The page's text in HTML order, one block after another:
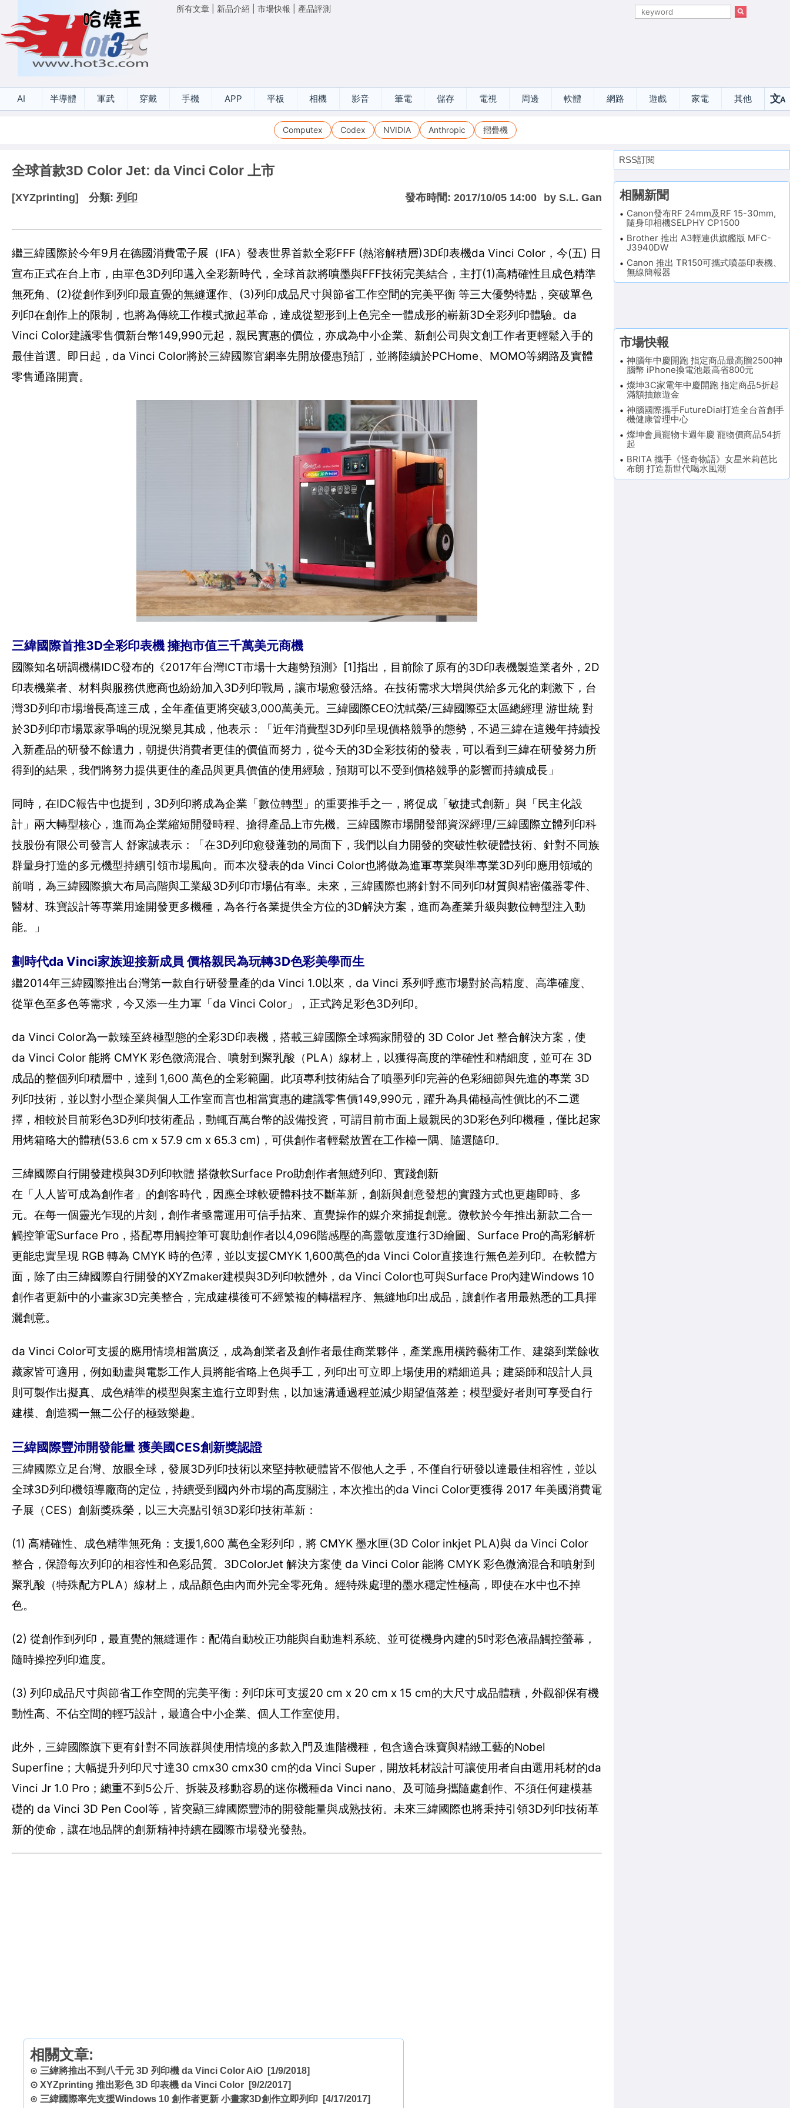
所有文章 新品介紹 市場快報 產品評測
AI 半導體 軍武 穿戴 手機 APP 平板 相機 影音 筆電 儲存 電視 周邊 軟體 網路 遊戲 家電 其他 文A
Computex Codex NVIDIA Anthropic 摺疊機
全球首款3D Color Jet: da Vinci Color 上市
[XYZprinting] 分類: 列印 發布時間: 2017/10/05 14:00 by S.L. Gan
繼三緯國際於今年9月在德國消費電子展（IFA）發表世界首款全彩FFF (熱溶解積層)3D印表機da Vinci Color，今(五) 日
宣布正式在台上市，由單色3D列印邁入全彩新時代，全球首款將噴墨與FFF技術完美結合，主打(1)高精確性且成色精準
無死角、(2)從創作到列印最直覺的無縫運作、(3)列印成品尺寸與節省工作空間的完美平衡 等三大優勢特點，突破單色
列印在創作上的限制，也將為傳統工作模式掀起革命，達成從塑形到上色完全一體成形的嶄新3D全彩列印體驗。da
Vinci Color建議零售價新台幣149,990元起，親民實惠的價位，亦成為中小企業、新創公司與文創工作者更輕鬆入手的
最佳首選。即日起，da Vinci Color將於三緯國際官網率先開放優惠預訂，並將陸續於PCHome、MOMO等網路及實體
零售通路開賣。
三緯國際首推3D全彩印表機 擁抱市值三千萬美元商機
國際知名研調機構IDC發布的《2017年台灣ICT市場十大趨勢預測》[1]指出，目前除了原有的3D印表機製造業者外，2D
印表機業者、材料與服務供應商也紛紛加入3D列印戰局，讓市場愈發活絡。在技術需求大增與供給多元化的刺激下，台
灣3D列印市場增長高達三成，全年產值更將突破3,000萬美元。三緯國際CEO沈軾榮/三緯國際亞太區總經理 游世統 對
於3D列印市場眾家爭鳴的現況樂見其成，他表示：「近年消費型3D列印呈現價格競爭的態勢，不過三緯在這幾年持續投
入新產品的研發不餘遺力，朝提供消費者更佳的價值而努力，從今天的3D全彩技術的發表，可以看到三緯在研發努力所
得到的結果，我們將努力提供更佳的產品與更具價值的使用經驗，預期可以不受到價格競爭的影響而持續成長」
同時，在IDC報告中也提到，3D列印將成為企業「數位轉型」的重要推手之一，將促成「敏捷式創新」與「民主化設
計」兩大轉型核心，進而為企業縮短開發時程、搶得產品上市先機。三緯國際市場開發部資深經理/三緯國際立體列印科
技股份有限公司發言人 舒家誠表示：「在3D列印愈發蓬勃的局面下，我們以自力開發的突破性軟硬體技術、針對不同族
群量身打造的多元機型持續引領市場風向。而本次發表的da Vinci Color也將做為進軍專業與準專業3D列印應用領域的
前哨，為三緯國際擴大布局高階與工業級3D列印市場佔有率。未來，三緯國際也將針對不同列印材質與精密儀器零件、
醫材、珠寶設計等專業用途開發更多機種，為各行各業提供全方位的3D解決方案，進而為產業升級與數位轉型注入動
能。」
劃時代da Vinci家族迎接新成員 價格親民為玩轉3D色彩美學而生
繼2014年三緯國際推出台灣第一款自行研發量產的da Vinci 1.0以來，da Vinci 系列呼應市場對於高精度、高準確度、
從單色至多色等需求，今又添一生力軍「da Vinci Color」，正式跨足彩色3D列印。
da Vinci Color為一款臻至終極型態的全彩3D印表機，搭載三緯國際全球獨家開發的 3D Color Jet 整合解決方案，使
da Vinci Color 能將 CMYK 彩色微滴混合、噴射到聚乳酸（PLA）線材上，以獲得高度的準確性和精細度，並可在 3D
成品的整個列印積層中，達到 1,600 萬色的全彩範圍。此項專利技術結合了噴墨列印完善的色彩細節與先進的專業 3D
列印技術，並以對小型企業與個人工作室而言也相當實惠的建議零售價149,990元，躍升為具備極高性價比的不二選
擇，相較於目前彩色3D列印技術產品，動輒百萬台幣的設備投資，可謂目前市面上最親民的3D彩色列印機種，僅比起家
用烤箱略大的體積(53.6 cm x 57.9 cm x 65.3 cm)，可供創作者輕鬆放置在工作檯一隅、隨選隨印。
三緯國際自行開發建模與3D列印軟體 搭微軟Surface Pro助創作者無縫列印、實踐創新
在「人人皆可成為創作者」的創客時代，因應全球軟硬體科技不斷革新，創新與創意發想的實踐方式也更趨即時、多
元。在每一個靈光乍現的片刻，創作者亟需運用可信手拈來、直覺操作的媒介來捕捉創意。微軟於今年推出新款二合一
觸控筆電Surface Pro，搭配專用觸控筆可襄助創作者以4,096階感壓的高靈敏度進行3D繪圖、Surface Pro的高彩解析
更能忠實呈現 RGB 轉為 CMYK 時的色澤，並以支援CMYK 1,600萬色的da Vinci Color直接進行無色差列印。在軟體方
面，除了由三緯國際自行開發的XYZmaker建模與3D列印軟體外，da Vinci Color也可與Surface Pro內建Windows 10
創作者更新中的小畫家3D完美整合，完成建模後可不經繁複的轉檔程序、無縫地印出成品，讓創作者用最熟悉的工具揮
灑創意。
da Vinci Color可支援的應用情境相當廣泛，成為創業者及創作者最佳商業夥伴，產業應用橫跨藝術工作、建築到業餘收
藏家皆可適用，例如動畫與電影工作人員將能省略上色與手工，列印出可立即上場使用的精細道具；建築師和設計人員
則可製作出擬真、成色精準的模型與案主進行立即對焦，以加速溝通過程並減少期望值落差；模型愛好者則可享受自行
建模、創造獨一無二公仔的極致樂趣。
三緯國際豐沛開發能量 獲美國CES創新獎認證
三緯國際立足台灣、放眼全球，發展3D列印技術以來堅持軟硬體皆不假他人之手，不僅自行研發以達最佳相容性，並以
全球3D列印機領導廠商的定位，持續受到國內外市場的高度關注，本次推出的da Vinci Color更獲得 2017 年美國消費電
子展（CES）創新獎殊榮，以三大亮點引領3D彩印技術革新：
(1) 高精確性、成色精準無死角：支援1,600 萬色全彩列印，將 CMYK 墨水匣(3D Color inkjet PLA)與 da Vinci Color
整合，保證每次列印的相容性和色彩品質。3DColorJet 解決方案使 da Vinci Color 能將 CMYK 彩色微滴混合和噴射到
聚乳酸（特殊配方PLA）線材上，成品顏色由內而外完全零死角。經特殊處理的墨水穩定性極高，即使在水中也不掉
色。
(2) 從創作到列印，最直覺的無縫運作：配備自動校正功能與自動進料系統、並可從機身內建的5吋彩色液晶觸控螢幕，
隨時操控列印進度。
(3) 列印成品尺寸與節省工作空間的完美平衡：列印床可支援20 cm x 20 cm x 15 cm的大尺寸成品體積，外觀卻保有機
動性高、不佔空間的輕巧設計，最適合中小企業、個人工作室使用。
此外，三緯國際旗下更有針對不同族群與使用情境的多款入門及進階機種，包含適合珠寶與精緻工藝的Nobel
Superfine；大幅提升列印尺寸達30 cmx30 cmx30 cm的da Vinci Super，開放耗材設計可讓使用者自由選用耗材的da
Vinci Jr 1.0 Pro；總重不到5公斤、拆裝及移動容易的迷你機種da Vinci nano、及可隨身攜隨處創作、不須任何建模基
礎的 da Vinci 3D Pen Cool等，皆突顯三緯國際豐沛的開發能量與成熟技術。未來三緯國際也將秉持引領3D列印技術革
新的使命，讓在地品牌的創新精神持續在國際市場發光發熱。
相關文章:
⊙ 三緯將推出不到八千元 3D 列印機 da Vinci Color AiO [1/9/2018]
⊙ XYZprinting 推出彩色 3D 印表機 da Vinci Color [9/2/2017]
⊙ 三緯國際率先支援Windows 10 創作者更新 小畫家3D創作立即列印 [4/17/2017]
RSS訂閱
相關新聞
Canon發布RF 24mm及RF 15-30mm,
隨身印相機SELPHY CP1500
Brother 推出 A3輕連供旗艦版 MFC-
J3940DW
Canon 推出 TR150可攜式噴墨印表機、
無線簡報器
市場快報
神腦年中慶開跑 指定商品最高贈2500神
腦幣 iPhone換電池最高省800元
燦坤3C家電年中慶開跑 指定商品5折起
滿額抽旅遊金
神腦國際攜手FutureDial打造全台首創手
機健康管理中心
燦坤會員寵物卡週年慶 寵物價商品54折
起
BRITA 攜手《怪奇物語》女星米莉芭比
布朗 打造新世代喝水風潮